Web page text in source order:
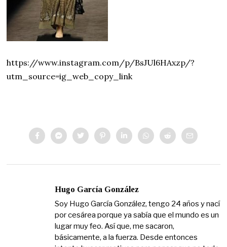
https://www.instagram.com/p/BsJUl6HAxzp/?
utm_source=ig_web_copy_link
Hugo García González
Soy Hugo García González, tengo 24 años y nací
por cesárea porque ya sabía que el mundo es un
lugar muy feo. Así que, me sacaron,
básicamente, a la fuerza. Desde entonces